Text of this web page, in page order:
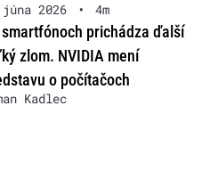
2026 • 4m
smartfónoch prichádza ďalší
zlom. NVIDIA mení
o počítačoch
Kadlec